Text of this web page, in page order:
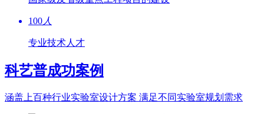
100 人
专业技术人才
科艺普成功案例
涵盖上百种行业实验室设计方案 满足不同实验室规划需求